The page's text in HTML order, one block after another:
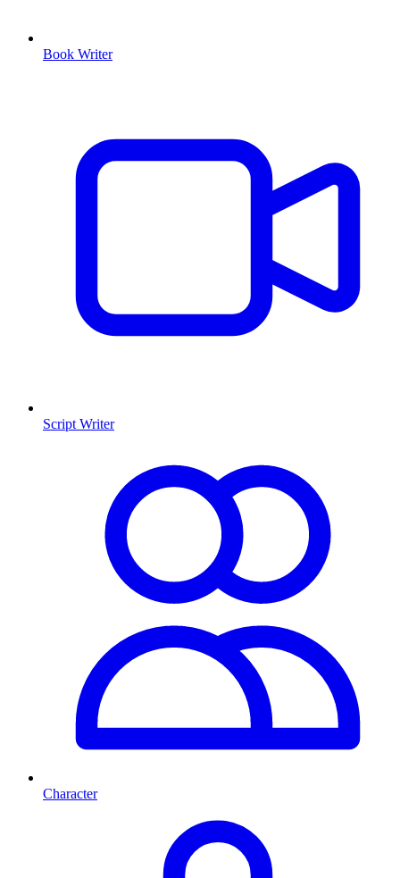
Book Writer
Script Writer
Character